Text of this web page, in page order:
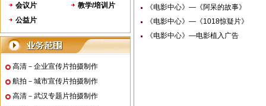
会议片
教学/培训片
公益片
高清－企业宣传片拍摄制作
航拍－城市宣传片拍摄制作
高清－武汉专题片拍摄制作
《电影中心》—《阿呆的故事》
《电影中心》—《1018惊疑片》
《电影中心》—电影植入广告